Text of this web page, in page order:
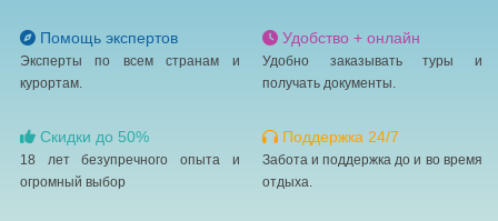
Помощь экспертов
Эксперты по всем странам и
курортам.
Удобство + онлайн
Удобно заказывать туры и
получать документы.
Скидки до 50%
18 лет безупречного опыта и
огромный выбор
Поддержка 24/7
Забота и поддержка до и во время
отдыха.